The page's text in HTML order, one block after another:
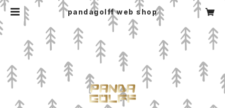
pandagolff web shop